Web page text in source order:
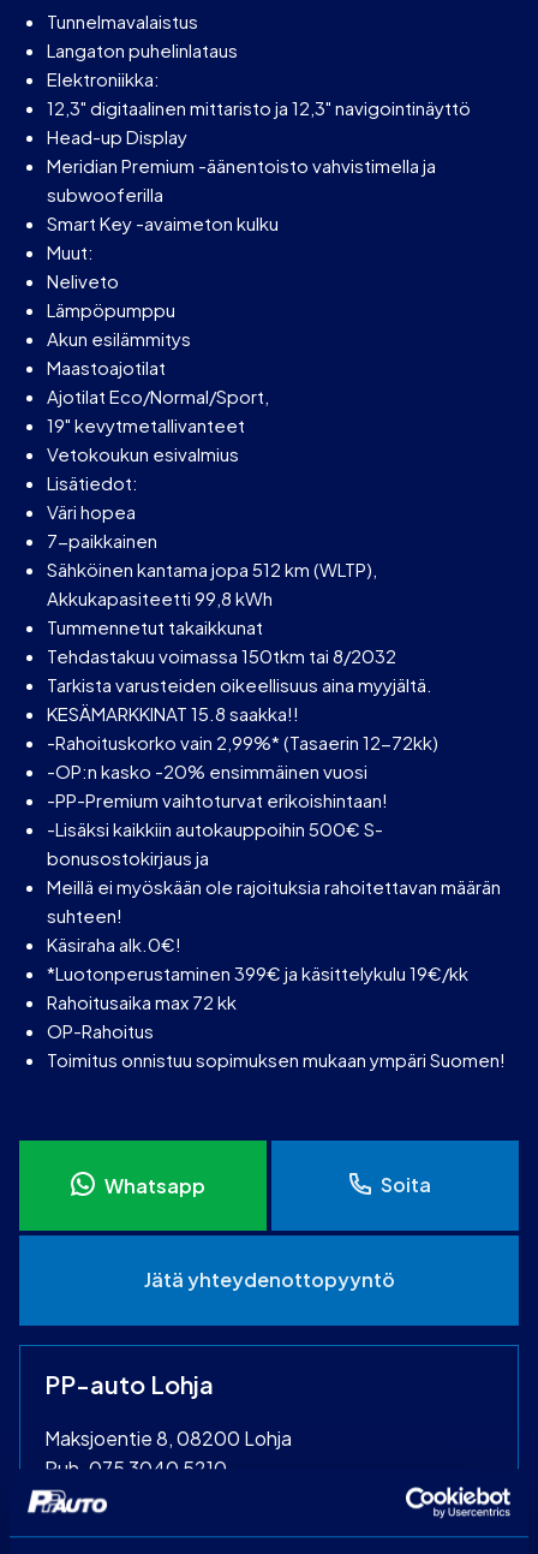
Tunnelmavalaistus
Langaton puhelinlataus
Elektroniikka:
12,3" digitaalinen mittaristo ja 12,3" navigointinäyttö
Head-up Display
Meridian Premium -äänentoisto vahvistimella ja
subwooferilla
Smart Key -avaimeton kulku
Muut:
Neliveto
Lämpöpumppu
Akun esilämmitys
Maastoajotilat
Ajotilat Eco/Normal/Sport,
19" kevytmetallivanteet
Vetokoukun esivalmius
Lisätiedot:
Väri hopea
7-paikkainen
Sähköinen kantama jopa 512 km (WLTP),
Akkukapasiteetti 99,8 kWh
Tummennetut takaikkunat
Tehdastakuu voimassa 150tkm tai 8/2032
Tarkista varusteiden oikeellisuus aina myyjältä.
KESÄMARKKINAT 15.8 saakka!!
-Rahoituskorko vain 2,99%* (Tasaerin 12-72kk)
-OP:n kasko -20% ensimmäinen vuosi
-PP-Premium vaihtoturvat erikoishintaan!
-Lisäksi kaikkiin autokauppoihin 500€ S-
bonusostokirjaus ja
Meillä ei myöskään ole rajoituksia rahoitettavan määrän
suhteen!
Käsiraha alk.0€!
*Luotonperustaminen 399€ ja käsittelykulu 19€/kk
Rahoitusaika max 72 kk
OP-Rahoitus
Toimitus onnistuu sopimuksen mukaan ympäri Suomen!
Whatsapp Soita
Jätä yhteydenottopyyntö
PP-auto Lohja
Maksjoentie 8, 08200 Lohja
Puh. 075 3040 5210